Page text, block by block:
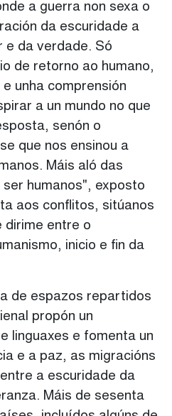
a guerra non sexa o
da escuridade a
e da verdade. Só
de retorno ao humano,
unha comprensión
a un mundo no que
senón o
que nos ensinou a
Máis aló das
humanos", exposto
aos conflitos, sitúanos
dirime entre o
inicio e fin da
de espazos repartidos
propón un
linguaxes e fomenta un
e a paz, as migracións
a escuridade da
Máis de sesenta